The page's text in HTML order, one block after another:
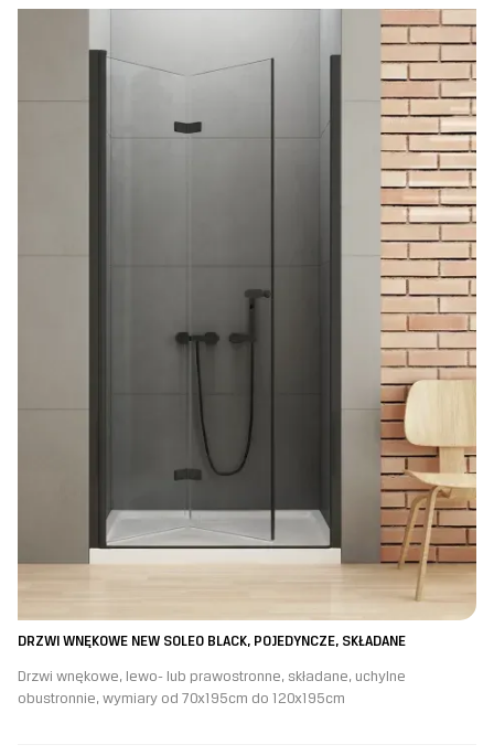
DRZWI WNĘKOWE NEW SOLEO BLACK, POJEDYNCZE, SKŁADANE
Drzwi wnękowe, lewo- lub prawostronne, składane, uchylne
obustronnie, wymiary od 70x195cm do 120x195cm